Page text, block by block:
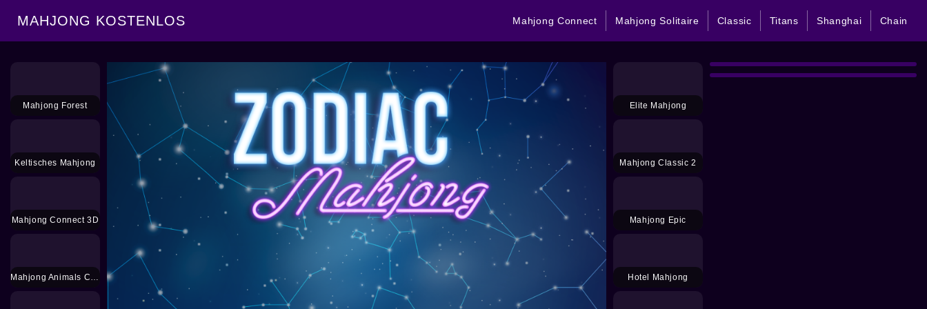
MAHJONG KOSTENLOS Mahjong Connect Mahjong Solitaire Classic Titans Shanghai Chain
Mahjong Forest
Keltisches Mahjong
Mahjong Connect 3D
Mahjong Animals Connect Kyodai
Elite Mahjong
Mahjong Classic 2
Mahjong Epic
Hotel Mahjong